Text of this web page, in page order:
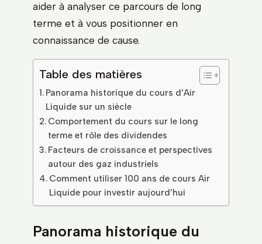
aider à analyser ce parcours de long
terme et à vous positionner en
connaissance de cause.
Table des matières
Panorama historique du cours d’Air
Liquide sur un siècle
Comportement du cours sur le long
terme et rôle des dividendes
Facteurs de croissance et perspectives
autour des gaz industriels
Comment utiliser 100 ans de cours Air
Liquide pour investir aujourd’hui
Panorama historique du